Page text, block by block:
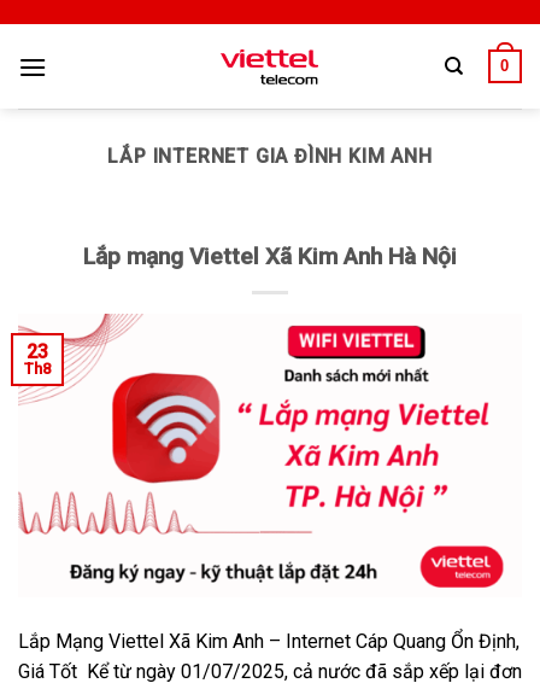
0
LẮP INTERNET GIA ĐÌNH KIM ANH
Lắp mạng Viettel Xã Kim Anh Hà Nội
23
Th8
Lắp Mạng Viettel Xã Kim Anh – Internet Cáp Quang Ổn Định,
Giá Tốt Kể từ ngày 01/07/2025, cả nước đã sắp xếp lại đơn